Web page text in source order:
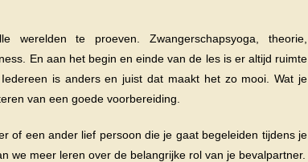
te proeven. Zwangerschapsyoga, theorie,
En aan het begin en einde van de les is er altijd ruimte
is anders en juist dat maakt het zo mooi. Wat je
van een goede voorbereiding.
of een ander lief persoon die je gaat begeleiden tijdens je
we meer leren over de belangrijke rol van je bevalpartner.